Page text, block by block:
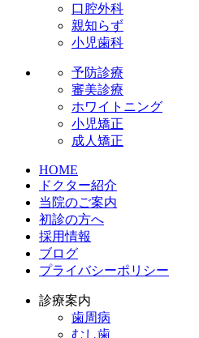
口腔外科
親知らず
小児歯科
予防診療
審美診療
ホワイトニング
小児矯正
成人矯正
HOME
ドクター紹介
当院のご案内
初診の方へ
採用情報
ブログ
プライバシーポリシー
診療案内
歯周病
むし歯